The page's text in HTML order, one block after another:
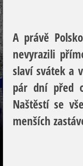
A právě
nevyrazili
slaví svátek a
pár dní před
Naštěstí se
menších